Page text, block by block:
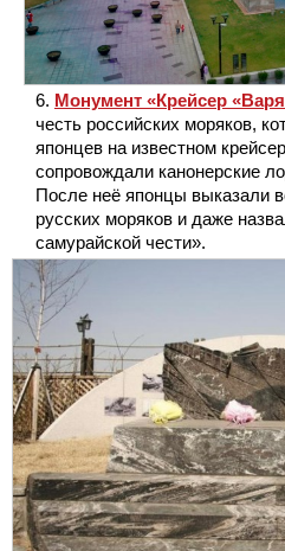
Монумент «Крейсер
честь российских моряков,
японцев на известном
сопровождали канонерские
После неё японцы выказали
русских моряков и даже
самурайской чести».